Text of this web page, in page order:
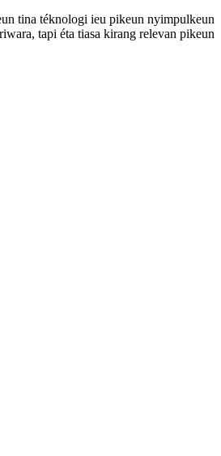
tina téknologi ieu pikeun nyimpulkeun
tapi éta tiasa kirang relevan pikeun